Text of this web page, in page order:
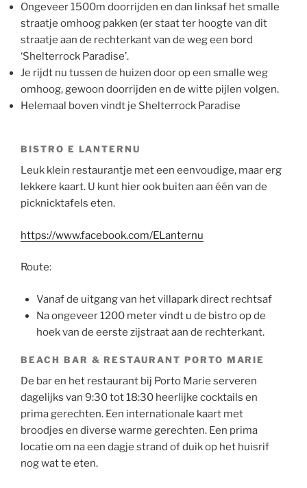
Ongeveer 1500m doorrijden en dan linksaf het smalle
straatje omhoog pakken (er staat ter hoogte van dit
straatje aan de rechterkant van de weg een bord
‘Shelterrock Paradise’.
Je rijdt nu tussen de huizen door op een smalle weg
omhoog, gewoon doorrijden en de witte pijlen volgen.
Helemaal boven vindt je Shelterrock Paradise
BISTRO E LANTERNU
Leuk klein restaurantje met een eenvoudige, maar erg
lekkere kaart. U kunt hier ook buiten aan één van de
picknicktafels eten.
https://www.facebook.com/ELanternu
Route:
Vanaf de uitgang van het villapark direct rechtsaf
Na ongeveer 1200 meter vindt u de bistro op de
hoek van de eerste zijstraat aan de rechterkant.
BEACH BAR & RESTAURANT PORTO MARIE
De bar en het restaurant bij Porto Marie serveren
dagelijks van 9:30 tot 18:30 heerlijke cocktails en
prima gerechten. Een internationale kaart met
broodjes en diverse warme gerechten. Een prima
locatie om na een dagje strand of duik op het huisrif
nog wat te eten.